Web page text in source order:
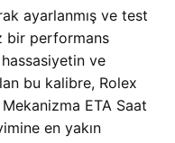
ayarlanmış ve test
bir performans
ve
bu kalibre, Rolex
ETA Saat
en yakın